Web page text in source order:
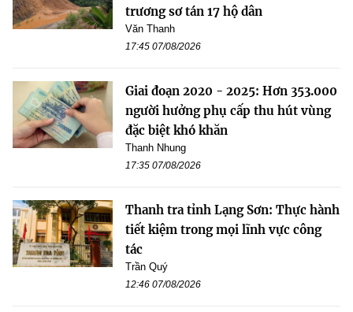
trương sơ tán 17 hộ dân
Văn Thanh
17:45 07/08/2026
Giai đoạn 2020 - 2025: Hơn 353.000
người hưởng phụ cấp thu hút vùng
đặc biệt khó khăn
Thanh Nhung
17:35 07/08/2026
Thanh tra tỉnh Lạng Sơn: Thực hành
tiết kiệm trong mọi lĩnh vực công
tác
Trần Quý
12:46 07/08/2026